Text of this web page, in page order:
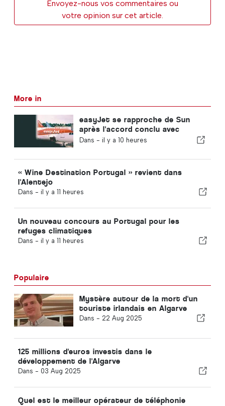
Envoyez-nous vos commentaires ou
votre opinion sur cet article.
More in
easyJet se rapproche de Sun
après l'accord conclu avec
Apollo
Dans - il y a 10 heures
« Wine Destination Portugal » revient dans
l'Alentejo
Dans - il y a 11 heures
Un nouveau concours au Portugal pour les
refuges climatiques
Dans - il y a 11 heures
Populaire
Mystère autour de la mort d'un
touriste irlandais en Algarve
Dans - 22 Aug 2025
125 millions d'euros investis dans le
développement de l'Algarve
Dans - 03 Aug 2025
Quel est le meilleur opérateur de téléphonie